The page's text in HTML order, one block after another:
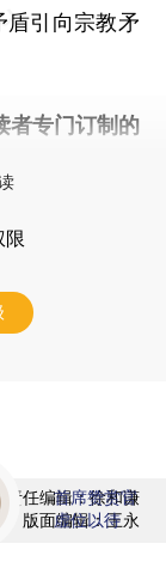
盾引向宗教矛
者专门订制的
限
责任编辑：徐和谦
版面编辑：王永
首席赞赏官
虚位以待